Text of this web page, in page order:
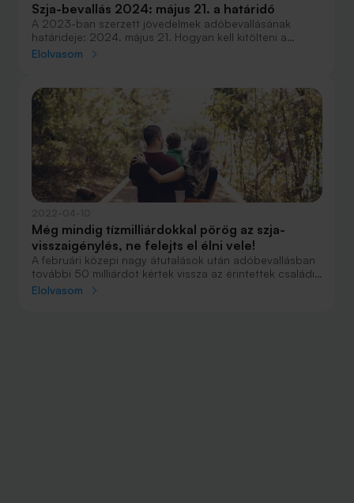
Szja-bevallás 2024: május 21. a határidő
A 2023-ban szerzett jövedelmek adóbevallásának
határideje: 2024. május 21. Hogyan kell kitölteni a
bevallást? Hogyan kell benyújtani? Mennyi személyi
Elolvasom
Még mindig tízmilliárdokkal pörög az szja-
visszaigénylés, ne felejts el élni vele!
A februári közepi nagy átutalások után adóbevallásban
további 50 milliárdot kértek vissza az érintettek családi
szja-visszaigényléssel. Még egy bő hónapig áll nyitva a
Elolvasom